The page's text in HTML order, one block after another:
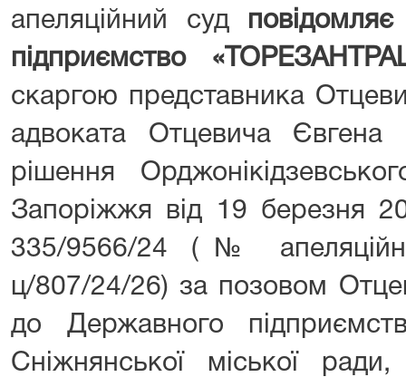
апеляційний суд
підприємство
скаргою представника
адвоката Отцевича
рішення
Запоріжжя від 19 березня
335/9566/24 (№
ц/807/24/26) за позовом
до Державного
Сніжнянської міської